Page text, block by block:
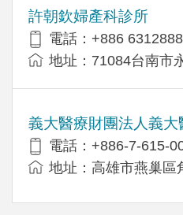
許朝欽婦產科診所
電話：+886
地址：71084台南市
義大醫療財團法人義大
電話：+886-7-615-
地址：高雄市燕巢區